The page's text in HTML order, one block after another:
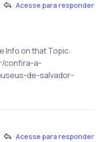
Acesse para responder
Info on that Topic:
confira-a-
de-salvador-
Acesse para responder